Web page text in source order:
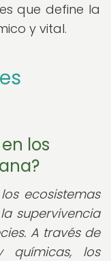
que define la
y vital.
los
ecosistemas
supervivencia
A través de
químicas, los